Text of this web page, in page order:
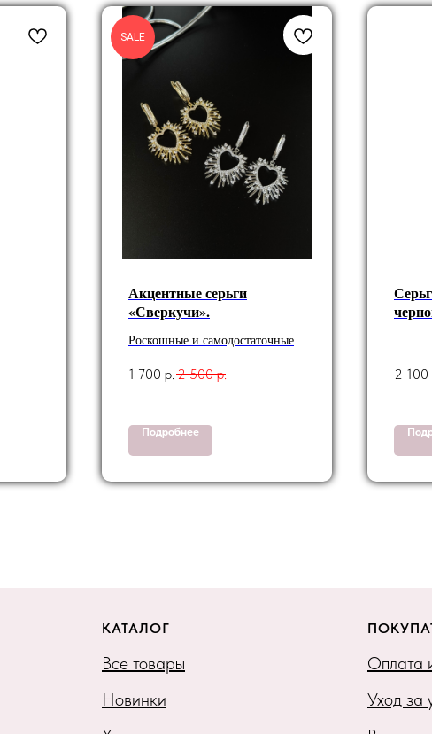
SALE
Акцентные серьги
«Сверкучи».
Роскошные и самодостаточные
1 700 р.2 500 р.
Подробнее
2 100
КАТАЛОГ
Все товары
Новинки
Оплата
Уход за